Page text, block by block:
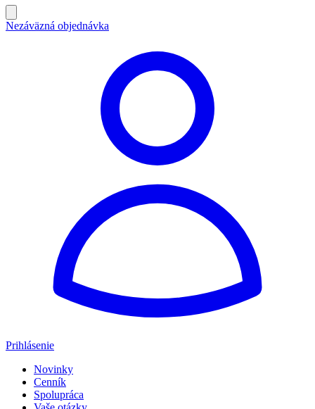
Nezáväzná objednávka
Prihlásenie
Novinky
Cenník
Spolupráca